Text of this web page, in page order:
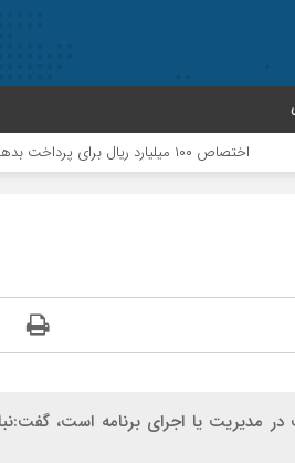
اختصاص ۱۰۰ میلیارد ریال برای پرداخت بدهی‌های دارویی و ارتقای حوزه سلامت پلدختر
مدیریت یا اجرای برنامه است،